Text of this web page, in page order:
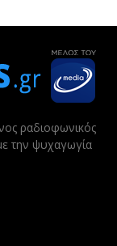
ραδιοφωνικός
την ψυχαγωγία